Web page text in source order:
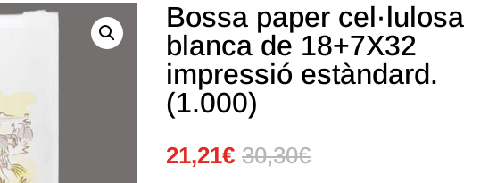
Bossa paper cel·lulosa
blanca de 18+7X32
impressió estàndard.
(1.000)
21,21€ 30,30€